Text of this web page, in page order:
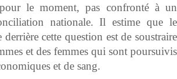
le moment, pas confronté à un
nationale. Il estime que le
cette question est de soustraire
et des femmes qui sont poursuivis
et de sang.